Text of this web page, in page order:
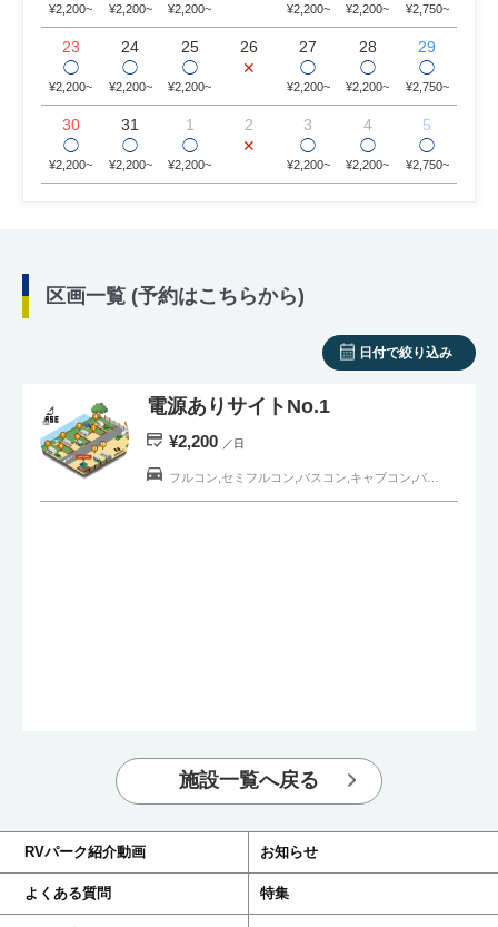
¥2,200~ ¥2,200~ ¥2,200~ ¥2,200~ ¥2,200~ ¥2,750~
23
◯
¥2,200~
24
◯
¥2,200~
25
◯
¥2,200~
26
✕
27
◯
¥2,200~
28
◯
¥2,200~
29
◯
¥2,750~
30
◯
¥2,200~
31
◯
¥2,200~
1
◯
¥2,200~
2
✕
3
◯
¥2,200~
4
◯
¥2,200~
5
◯
¥2,750~
区画一覧 (予約はこちらから)
日付で絞り込み
電源ありサイトNo.1
¥2,200 ／日
施設一覧へ戻る
RVパーク紹介動画 お知らせ
よくある質問 特集